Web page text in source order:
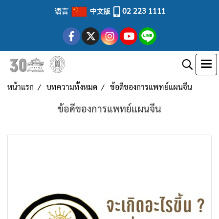
语言 中文版 02 223 1111
หน้าแรก บทความทั้งหมด ข้อดีของการแพทย์แผนจีน
ข้อดีของการแพทย์แผนจีน